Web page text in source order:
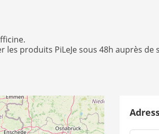
produits PiLeJe sous 48h auprès de